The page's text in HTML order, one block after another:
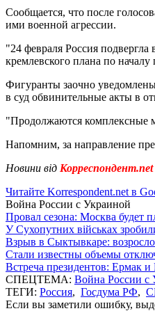
Сообщается, что после
ими военной агрессии.
"24 февраля Россия
кремлевского плана по
Фигуранты заочно
в суд обвинительные акты в
"Продолжаются комплексные
Напомним, за направление
Новини від Корреспондент.net
Читайте Korrespondent.net в
Война России с Украиной
Провал сезона: Москва будет
У Сухопутних військах
Взрыв в Сыктывкаре:
Стали известны объемы
Встреча президентов: Ермак и
СПЕЦТЕМА: Война России с
ТЕГИ: Россия, Госдума РФ,
Если вы заметили ошибку,